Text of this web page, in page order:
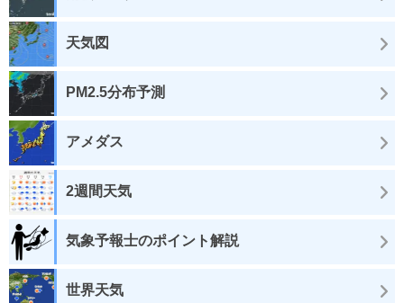
天気図
PM2.5分布予測
アメダス
2週間天気
気象予報士のポイント解説
世界天気